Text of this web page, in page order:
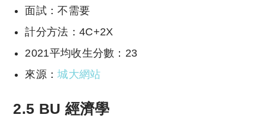
面試：不需要
計分方法：4C+2X
2021平均收生分數：23
來源：城大網站
2.5 BU 經濟學